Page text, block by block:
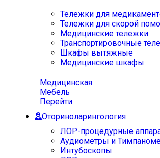
Тележки для
Тележки для скорой
Медицинские тележки
Транспортировочные
Шкафы вытяжные
Медицинские шкафы
Медицинская
Мебель
Перейти
Оториноларингология
ЛОР-процедурные
Аудиометры и
Интубоскопы